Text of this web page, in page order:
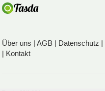
Über uns |AGB | Datenschutz |
| Kontakt